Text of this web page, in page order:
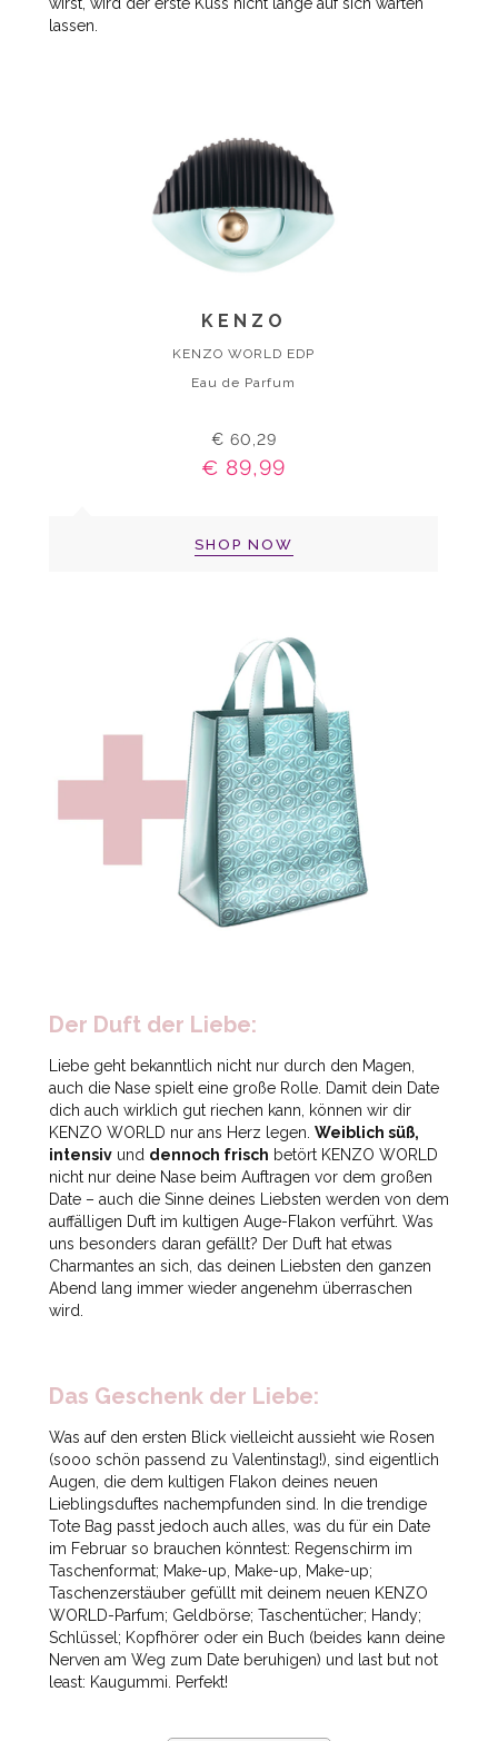
wirst, wird der erste Kuss nicht lange auf sich warten
lassen.
KENZO
KENZO WORLD EDP
Eau de Parfum
€ 60,29
€ 89,99
SHOP NOW
Der Duft der Liebe:
Liebe geht bekanntlich nicht nur durch den Magen,
auch die Nase spielt eine große Rolle. Damit dein Date
dich auch wirklich gut riechen kann, können wir dir
KENZO WORLD nur ans Herz legen. Weiblich süß,
intensiv und dennoch frisch betört KENZO WORLD
nicht nur deine Nase beim Auftragen vor dem großen
Date – auch die Sinne deines Liebsten werden von dem
auffälligen Duft im kultigen Auge-Flakon verführt. Was
uns besonders daran gefällt? Der Duft hat etwas
Charmantes an sich, das deinen Liebsten den ganzen
Abend lang immer wieder angenehm überraschen
wird.
Das Geschenk der Liebe:
Was auf den ersten Blick vielleicht aussieht wie Rosen
(sooo schön passend zu Valentinstag!), sind eigentlich
Augen, die dem kultigen Flakon deines neuen
Lieblingsduftes nachempfunden sind. In die trendige
Tote Bag passt jedoch auch alles, was du für ein Date
im Februar so brauchen könntest: Regenschirm im
Taschenformat; Make-up, Make-up, Make-up;
Taschenzerstäuber gefüllt mit deinem neuen KENZO
WORLD-Parfum; Geldbörse; Taschentücher; Handy;
Schlüssel; Kopfhörer oder ein Buch (beides kann deine
Nerven am Weg zum Date beruhigen) und last but not
least: Kaugummi. Perfekt!